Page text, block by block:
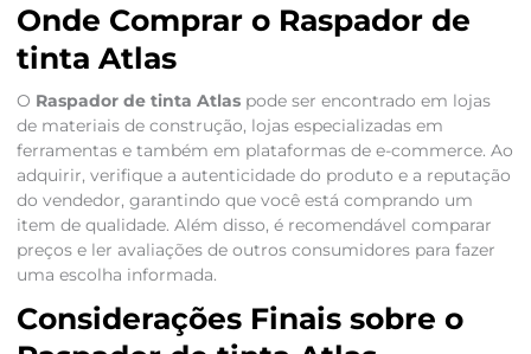
Onde Comprar o Raspador de
tinta Atlas
O Raspador de tinta Atlaspode ser encontrado em lojas
de materiais de construção, lojas especializadas em
ferramentas e também em plataformas de e-commerce. Ao
adquirir, verifique a autenticidade do produto e a reputação
do vendedor, garantindo que você está comprando um
item de qualidade. Além disso, é recomendável comparar
preços e ler avaliações de outros consumidores para fazer
uma escolha informada.
Considerações Finais sobre o